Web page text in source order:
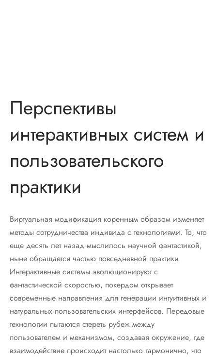
Перспективы
интерактивных систем и
пользовательского
практики
Виртуальная модификация коренным образом изменяет
методы сотрудничества индивида с технологиями. То, что
еще десять лет назад мыслилось научной фантастикой,
ныне обращается частью повседневной практики.
Интерактивные системы эволюционируют с
фантастической скоростью, покердом открывает
современные направления для генерации интуитивных и
натуральных пользовательских интерфейсов. Передовые
технологии пытаются стереть рубеж между
пользователем и механизмом, создавая окружение, где
взаимодействие происходит настолько гармонично, что